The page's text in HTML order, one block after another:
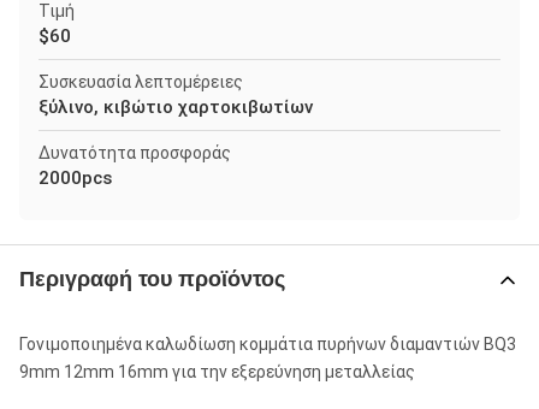
Τιμή
$60
Συσκευασία λεπτομέρειες
ξύλινο, κιβώτιο χαρτοκιβωτίων
Δυνατότητα προσφοράς
2000pcs
Περιγραφή του προϊόντος
Γονιμοποιημένα καλωδίωση κομμάτια πυρήνων διαμαντιών BQ3
9mm 12mm 16mm για την εξερεύνηση μεταλλείας